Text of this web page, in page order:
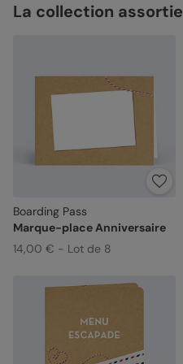
La collection assortie
Boarding Pass
Marque-place Anniversaire
14,00 € - Lot de 8